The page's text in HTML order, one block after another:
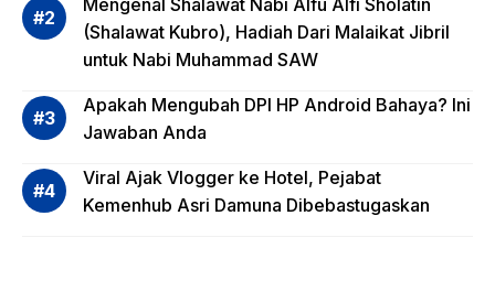
asi
Reksa
Saja?
Mengenal Shalawat Nabi Alfu Alfi Sholatin
(Shalawat Kubro), Hadiah Dari Malaikat Jibril
untuk Nabi Muhammad SAW
Apakah Mengubah DPI HP Android Bahaya? Ini
Jawaban Anda
Viral Ajak Vlogger ke Hotel, Pejabat
Kemenhub Asri Damuna Dibebastugaskan